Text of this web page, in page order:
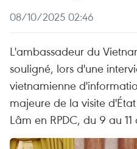
08/10/2025 02:46
L'ambassadeur du
souligné, lors d'une
vietnamienne
majeure de la visite
Lâm en RPDC, du 9 au